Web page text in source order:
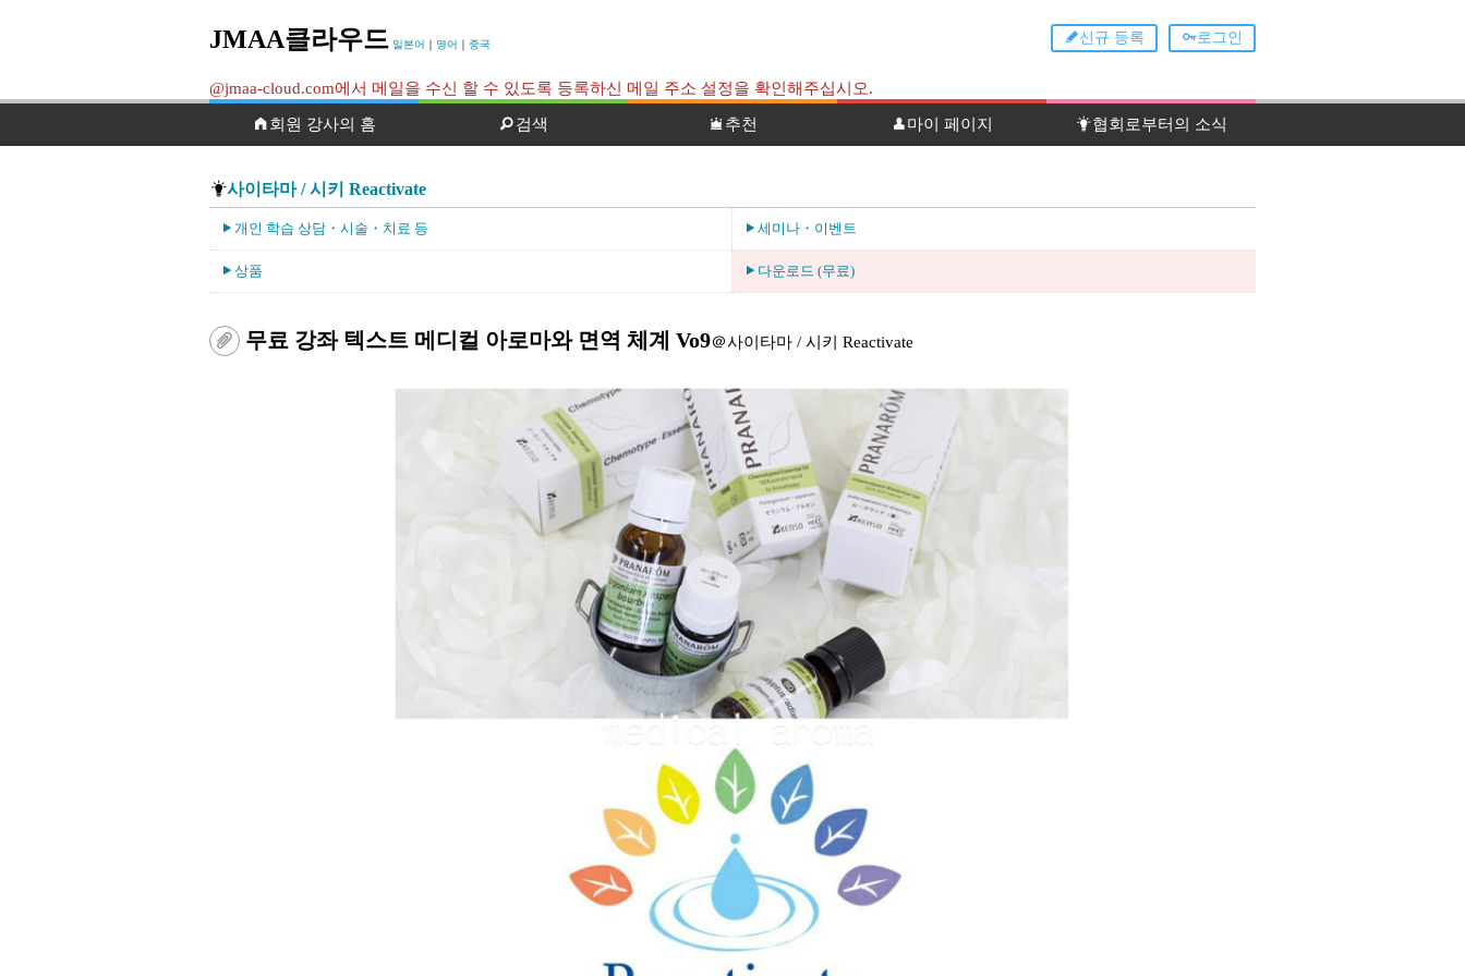
JMAA클라우드 일본어 ｜ 영어 ｜ 중국 로그인
신규 등록
@jmaa-cloud.com에서 메일을 수신 할 수 있도록 등록하신 메일 주소 설정을 확인해주십시오.
회원 강사의 홈 검색 추천 마이 페이지 협회로부터의 소식
사이타마 / 시키 Reactivate
개인 학습 상담・시술・치료 등 세미나・이벤트
상품 다운로드 (무료)
무료 강좌 텍스트 메디컬 아로마와 면역 체계 Vo9＠사이타마 / 시키 Reactivate